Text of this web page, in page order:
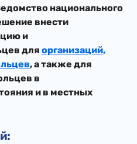
национального
внести
и
для организаций,
, а также для
в
и в местных